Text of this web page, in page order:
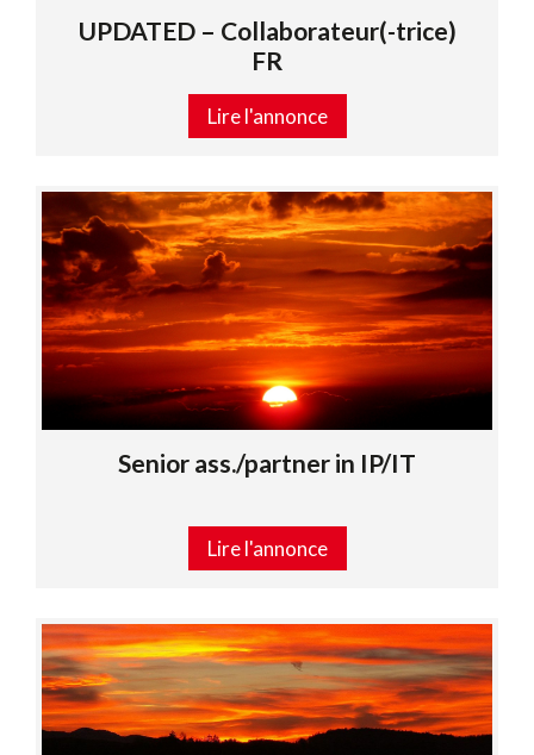
UPDATED – Collaborateur(-trice)
FR
Lire l'annonce
Senior ass./partner in IP/IT
Lire l'annonce